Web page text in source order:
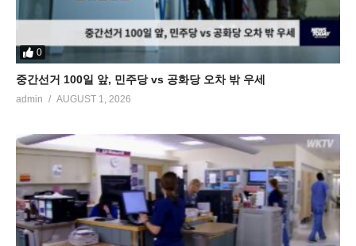
0
중간선거 100일 앞, 민주당 vs 공화당 오차 밖 우세
admin AUGUST 1, 2026